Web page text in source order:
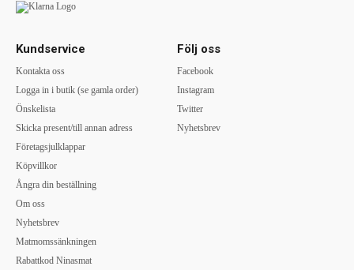
Kundservice
Kontakta oss
Logga in i butik (se gamla order)
Önskelista
Skicka present/till annan adress
Företagsjulklappar
Köpvillkor
Ångra din beställning
Om oss
Nyhetsbrev
Matmomssänkningen
Rabattkod Ninasmat
Följ oss
Facebook
Instagram
Twitter
Nyhetsbrev